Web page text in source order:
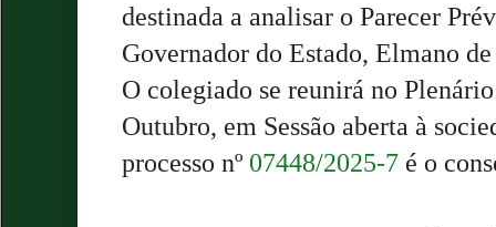
destinada a analisar o Parecer
Governador do Estado, Elmano
O colegiado se reunirá no
Outubro, em Sessão aberta à
processo nº 07448/2025-7 é o